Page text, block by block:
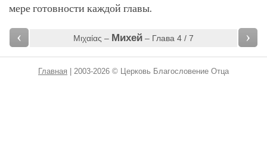
мере готовности каждой главы.
‹ Μιχαίας – Михей– Глава 4 / 7 ›
Главная | 2003-2026 © Церковь Благословение Отца